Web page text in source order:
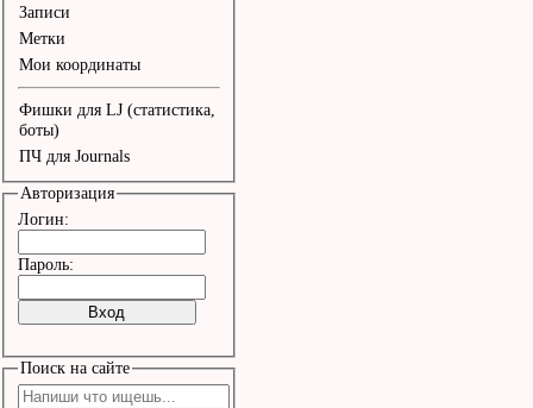
Записи
Метки
Мои координаты
Фишки для LJ (статистика,
боты)
ПЧ для Journals
Авторизация
Логин:
Пароль:
Поиск на сайте